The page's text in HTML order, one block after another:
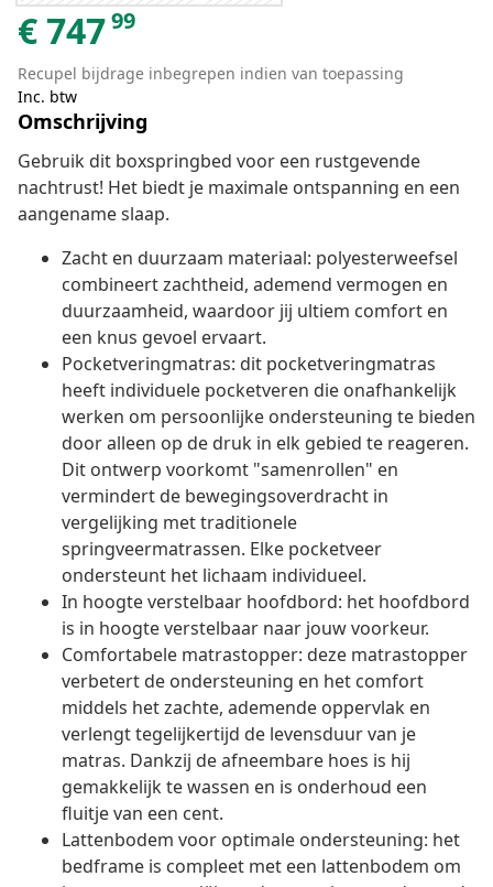
€74799
Recupel bijdrage inbegrepen indien van toepassing
Inc. btw
Omschrijving
Gebruik dit boxspringbed voor een rustgevende
nachtrust! Het biedt je maximale ontspanning en een
aangename slaap.
Zacht en duurzaam materiaal: polyesterweefsel
combineert zachtheid, ademend vermogen en
duurzaamheid, waardoor jij ultiem comfort en
een knus gevoel ervaart.
Pocketveringmatras: dit pocketveringmatras
heeft individuele pocketveren die onafhankelijk
werken om persoonlijke ondersteuning te bieden
door alleen op de druk in elk gebied te reageren.
Dit ontwerp voorkomt "samenrollen" en
vermindert de bewegingsoverdracht in
vergelijking met traditionele
springveermatrassen. Elke pocketveer
ondersteunt het lichaam individueel.
In hoogte verstelbaar hoofdbord: het hoofdbord
is in hoogte verstelbaar naar jouw voorkeur.
Comfortabele matrastopper: deze matrastopper
verbetert de ondersteuning en het comfort
middels het zachte, ademende oppervlak en
verlengt tegelijkertijd de levensduur van je
matras. Dankzij de afneembare hoes is hij
gemakkelijk te wassen en is onderhoud een
fluitje van een cent.
Lattenbodem voor optimale ondersteuning: het
bedframe is compleet met een lattenbodem om